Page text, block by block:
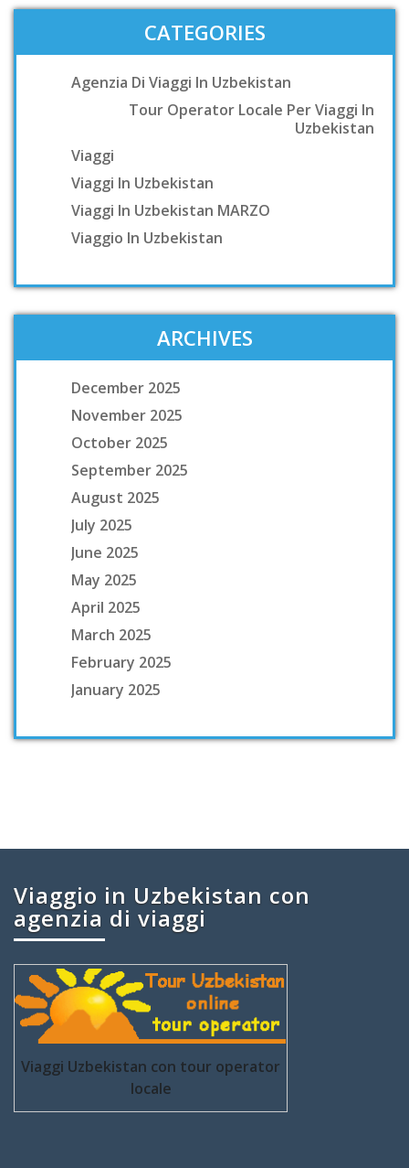
CATEGORIES
Agenzia Di Viaggi In Uzbekistan
Tour Operator Locale Per Viaggi In
Uzbekistan
Viaggi
Viaggi In Uzbekistan
Viaggi In Uzbekistan MARZO
Viaggio In Uzbekistan
ARCHIVES
December 2025
November 2025
October 2025
September 2025
August 2025
July 2025
June 2025
May 2025
April 2025
March 2025
February 2025
January 2025
Viaggio in Uzbekistan con
agenzia di viaggi
Viaggi Uzbekistan con tour operator
locale